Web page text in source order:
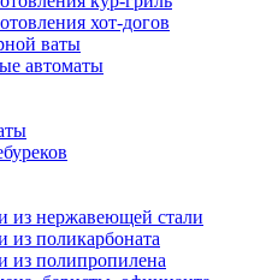
хот-догов
ваты
автоматы
из нержавеющей стали
из поликарбоната
из полипропилена